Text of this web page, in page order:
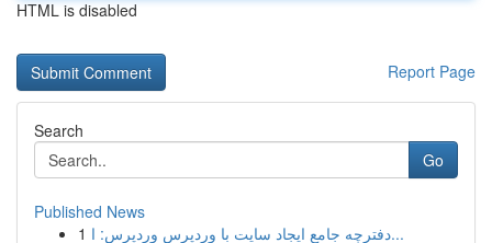
HTML is disabled
Report Page
Search
Go
Published News
1
دفترچه جامع ایجاد سایت با وردپرس وردپرس: ا...